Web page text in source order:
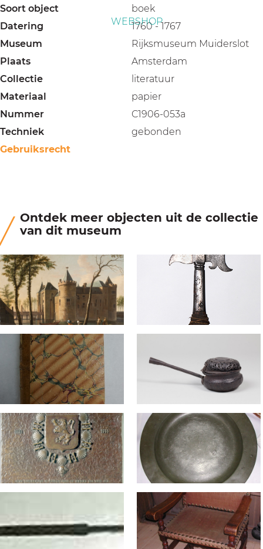
WEBSHOP
Soort object
boek
Datering
1760 - 1767
Museum
Rijksmuseum Muiderslot
Plaats
Amsterdam
Collectie
literatuur
Materiaal
papier
Nummer
C1906-053a
Techniek
gebonden
Gebruiksrecht
Ontdek meer objecten uit de collectie
van dit museum